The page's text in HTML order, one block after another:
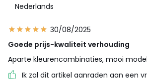
Nederlands
30/08/2025
Goede prijs-kwaliteit verhouding
Aparte kleurencombinaties, mooi
Ik zal dit artikel aanraden aan een